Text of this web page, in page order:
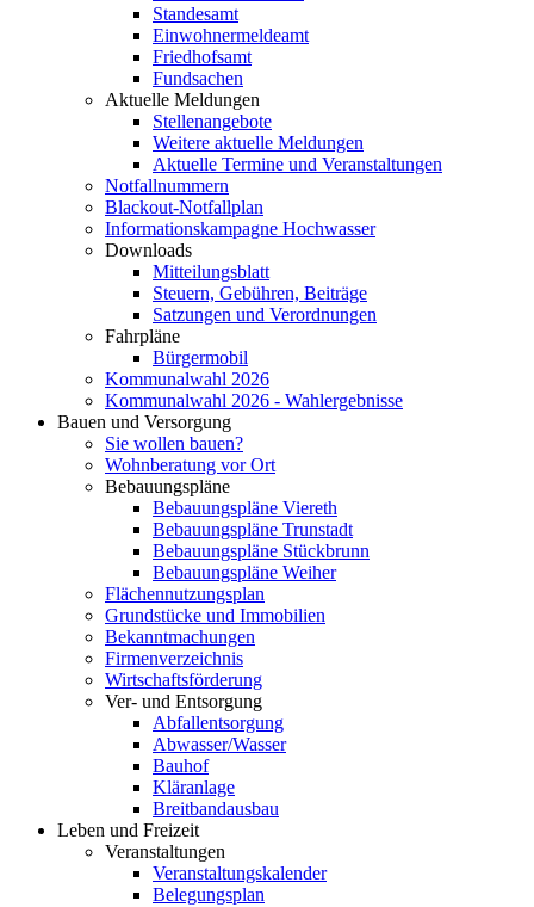
Standesamt
Einwohnermeldeamt
Friedhofsamt
Fundsachen
Aktuelle Meldungen
Stellenangebote
Weitere aktuelle Meldungen
Aktuelle Termine und Veranstaltungen
Notfallnummern
Blackout-Notfallplan
Informationskampagne Hochwasser
Downloads
Mitteilungsblatt
Steuern, Gebühren, Beiträge
Satzungen und Verordnungen
Fahrpläne
Bürgermobil
Kommunalwahl 2026
Kommunalwahl 2026 - Wahlergebnisse
Bauen und Versorgung
Sie wollen bauen?
Wohnberatung vor Ort
Bebauungspläne
Bebauungspläne Viereth
Bebauungspläne Trunstadt
Bebauungspläne Stückbrunn
Bebauungspläne Weiher
Flächennutzungsplan
Grundstücke und Immobilien
Bekanntmachungen
Firmenverzeichnis
Wirtschaftsförderung
Ver- und Entsorgung
Abfallentsorgung
Abwasser/Wasser
Bauhof
Kläranlage
Breitbandausbau
Leben und Freizeit
Veranstaltungen
Veranstaltungskalender
Belegungsplan